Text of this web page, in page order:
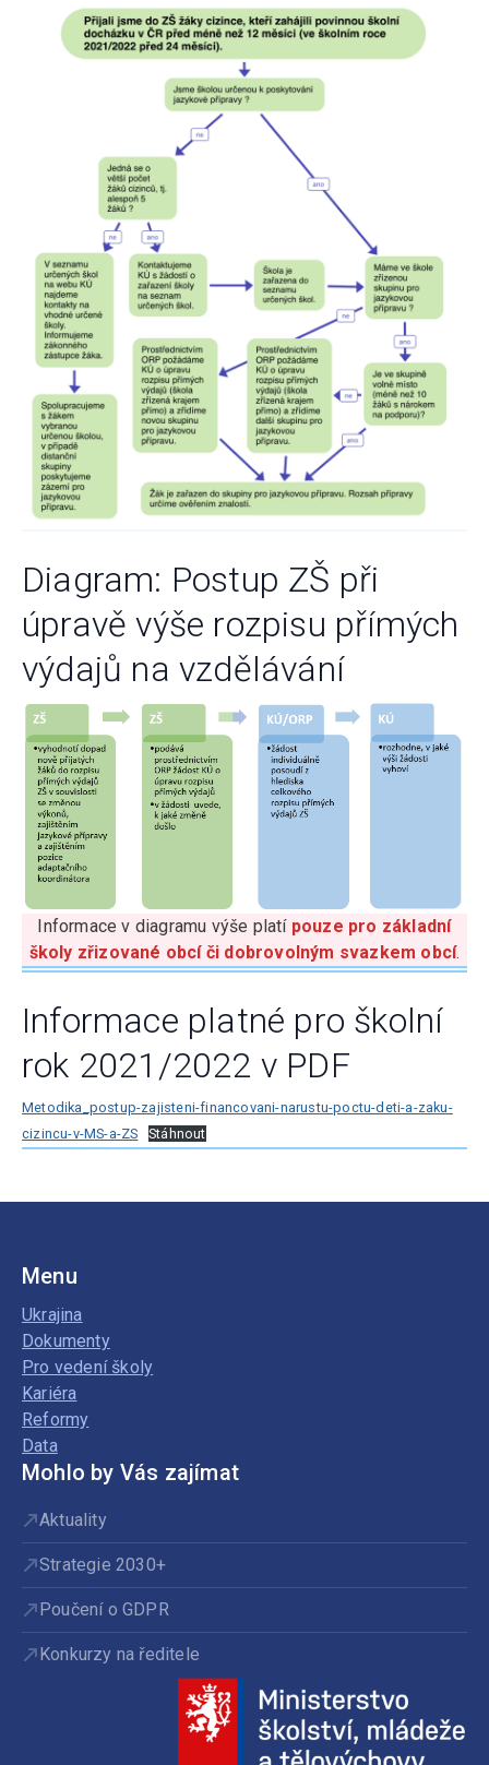
Diagram: Postup ZŠ při
úpravě výše rozpisu přímých
výdajů na vzdělávání
Informace v diagramu výše platí pouze pro základní
školy zřizované obcí či dobrovolným svazkem obcí.
Informace platné pro školní
rok 2021/2022 v PDF
Metodika_postup-zajisteni-financovani-narustu-poctu-deti-a-zaku-
cizincu-v-MS-a-ZS
Stáhnout
Menu
Ukrajina
Dokumenty
Pro vedení školy
Kariéra
Reformy
Data
Mohlo by Vás zajímat
Aktuality
Strategie 2030+
Poučení o GDPR
Konkurzy na ředitele